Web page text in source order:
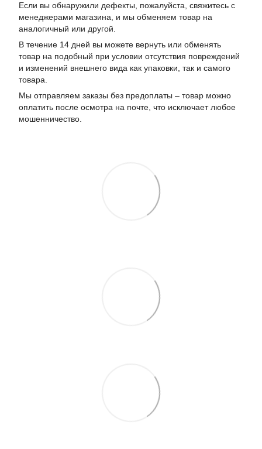
Если вы обнаружили дефекты, пожалуйста, свяжитесь с
менеджерами магазина, и мы обменяем товар на
аналогичный или другой.
В течение 14 дней вы можете вернуть или обменять
товар на подобный при условии отсутствия повреждений
и изменений внешнего вида как упаковки, так и самого
товара.
Мы отправляем заказы без предоплаты – товар можно
оплатить после осмотра на почте, что исключает любое
мошенничество.